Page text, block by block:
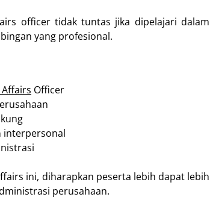
officer tidak tuntas jika dipelajari dalam
yang profesional.
Officer
interpersonal
ini, diharapkan peserta lebih dapat lebih
perusahaan.